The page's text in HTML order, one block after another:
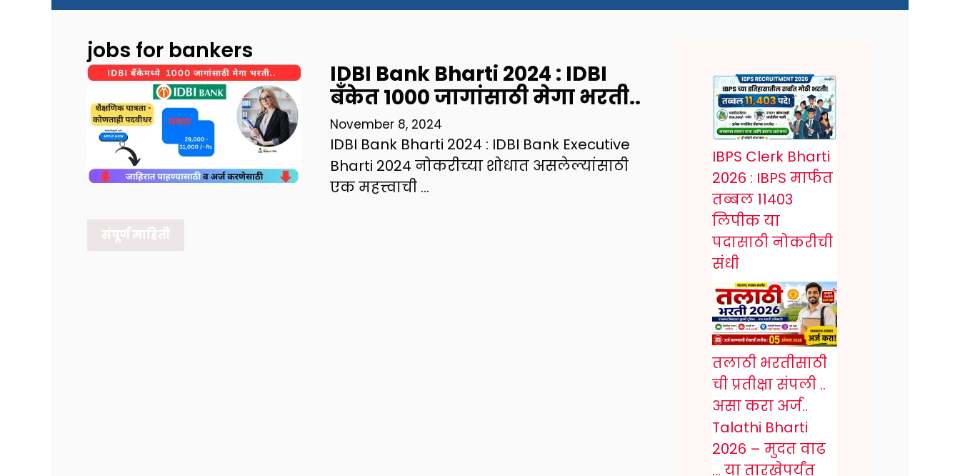
jobs for bankers
IDBI Bank Bharti 2024 : IDBI
बँकेत 1000 जागांसाठी मेगा भरती..
November 8, 2024
IDBI Bank Bharti 2024 : IDBI Bank Executive
Bharti 2024 नोकरीच्या शोधात असलेल्यांसाठी
एक महत्त्वाची …
संपूर्ण माहिती
IBPS Clerk Bharti
2026 : IBPS मार्फत
तब्बल 11403
लिपीक या
पदासाठी नोकरीची
संधी
तलाठी भरतीसाठी
ची प्रतीक्षा संपली ..
असा करा अर्ज..
Talathi Bharti
2026 – मुदत वाढ
… या तारखेपर्यंत